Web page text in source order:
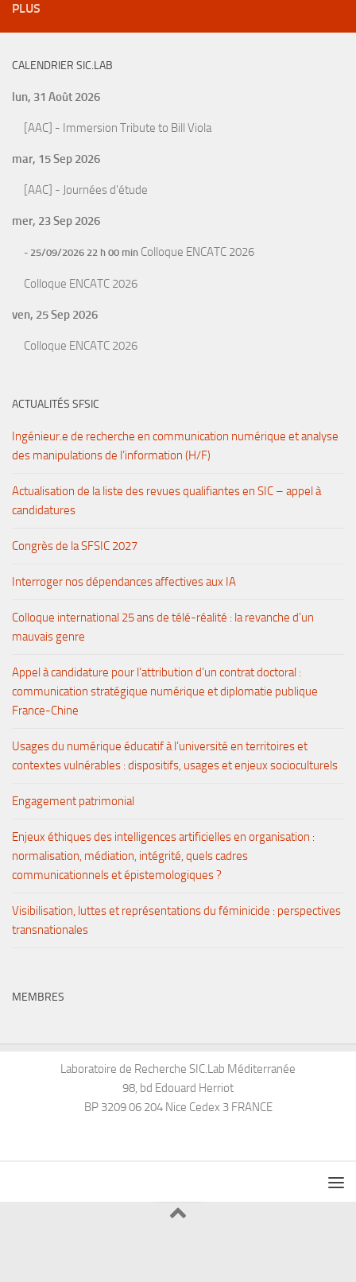
PLUS
CALENDRIER SIC.LAB
lun, 31 Août 2026
[AAC] - Immersion Tribute to Bill Viola
mar, 15 Sep 2026
[AAC] - Journées d'étude
mer, 23 Sep 2026
- 25/09/2026 22 h 00 min Colloque ENCATC 2026
Colloque ENCATC 2026
ven, 25 Sep 2026
Colloque ENCATC 2026
ACTUALITÉS SFSIC
Ingénieur.e de recherche en communication numérique et analyse
des manipulations de l’information (H/F)
Actualisation de la liste des revues qualifiantes en SIC – appel à
candidatures
Congrès de la SFSIC 2027
Interroger nos dépendances affectives aux IA
Colloque international 25 ans de télé-réalité : la revanche d’un
mauvais genre
Appel à candidature pour l’attribution d’un contrat doctoral :
communication stratégique numérique et diplomatie publique
France-Chine
Usages du numérique éducatif à l’université en territoires et
contextes vulnérables : dispositifs, usages et enjeux socioculturels
Engagement patrimonial
Enjeux éthiques des intelligences artificielles en organisation :
normalisation, médiation, intégrité, quels cadres
communicationnels et épistemologiques ?
Visibilisation, luttes et représentations du féminicide : perspectives
transnationales
MEMBRES
Laboratoire de Recherche SIC.Lab Méditerranée
98, bd Edouard Herriot
BP 3209 06 204 Nice Cedex 3 FRANCE